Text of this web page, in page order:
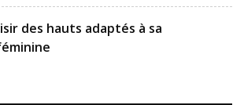
des hauts adaptés à sa